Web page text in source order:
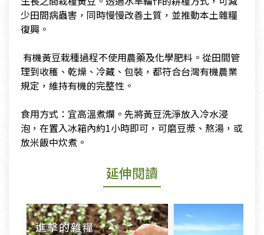
少田間病蟲害，同時慢慢改善土質，並推動本土雜糧
復興。
​ ​有機黃豆栽種過程不使用農藥及化學肥料。從田間管
理到收穫、乾燥、冷藏、包裝，都符合台灣有機農業
規定，維持有機的完整性。
​食用方式：宜高溫煮爛。先將黃豆洗淨放入冷水浸
泡，在置入冰箱內約1小時即可，可磨豆漿、熬湯，或
放米飯中炊煮。
延伸閱讀